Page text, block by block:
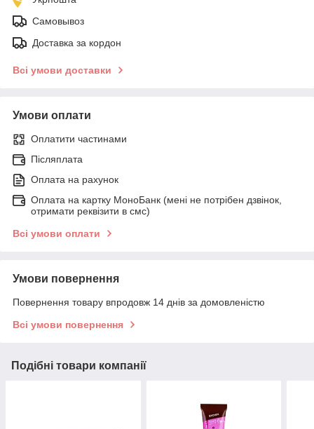
Самовывоз
Доставка за кордон
Всі умови доставки
Умови оплати
Оплатити частинами
Післяплата
Оплата на рахунок
Оплата на картку МоноБанк (мені не потрібен дзвінок,
отримати реквізити в смс)
Всі умови оплати
Умови повернення
Повернення товару впродовж 14 днів за домовленістю
Всі умови повернення
Подібні товари компанії